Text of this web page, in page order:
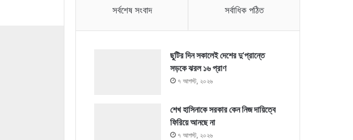
সর্বশেষ সংবাদ সর্বাধিক পঠিত
ছুটির দিন সকালেই দেশের দু’প্রান্তে
সড়কে ঝরল ১৬ প্রাণ
৭ আগস্ট, ২০২৬
শেখ হাসিনাকে সরকার কেন নিজ দায়িত্বে
ফিরিয়ে আনছে না
৭ আগস্ট, ২০২৬